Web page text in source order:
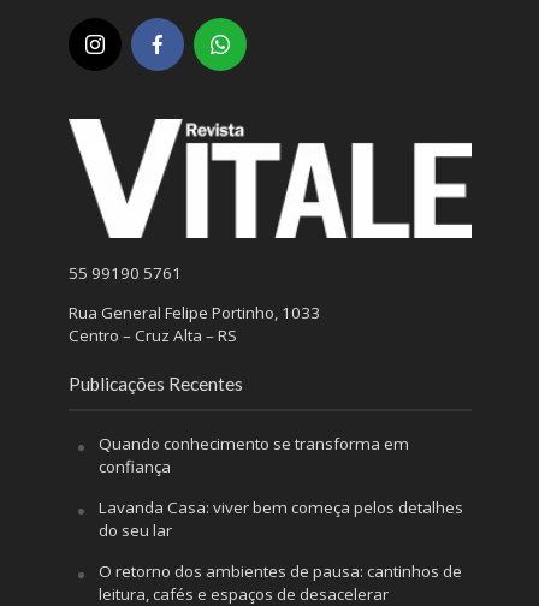
55 99190 5761
Rua General Felipe Portinho, 1033
Centro – Cruz Alta – RS
Publicações Recentes
Quando conhecimento se transforma em
confiança
Lavanda Casa: viver bem começa pelos detalhes
do seu lar
O retorno dos ambientes de pausa: cantinhos de
leitura, cafés e espaços de desacelerar